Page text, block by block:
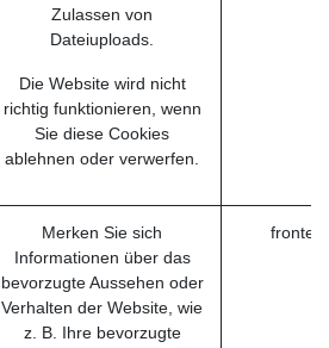
Zulassen von
Dateiuploads.
Die Website wird nicht
richtig funktionieren, wenn
Sie diese Cookies
ablehnen oder verwerfen.
Merken Sie sich
Informationen über das
bevorzugte Aussehen oder
Verhalten der Website, wie
z. B. Ihre bevorzugte